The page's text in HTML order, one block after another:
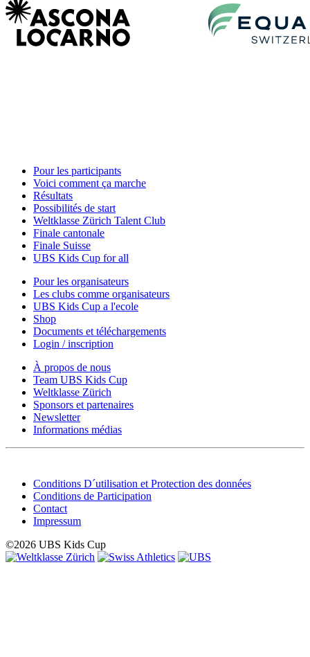
Pour les participants
Voici comment ça marche
Résultats
Possibilités de start
Weltklasse Zürich Talent Club
Finale cantonale
Finale Suisse
UBS Kids Cup for all
Pour les organisateurs
Les clubs comme organisateurs
UBS Kids Cup a l'ecole
Shop
Documents et téléchargements
Login / inscription
À propos de nous
Team UBS Kids Cup
Weltklasse Zürich
Sponsors et partenaires
Newsletter
Informations médias
Conditions D´utilisation et Protection des données
Conditions de Participation
Contact
Impressum
©2026 UBS Kids Cup